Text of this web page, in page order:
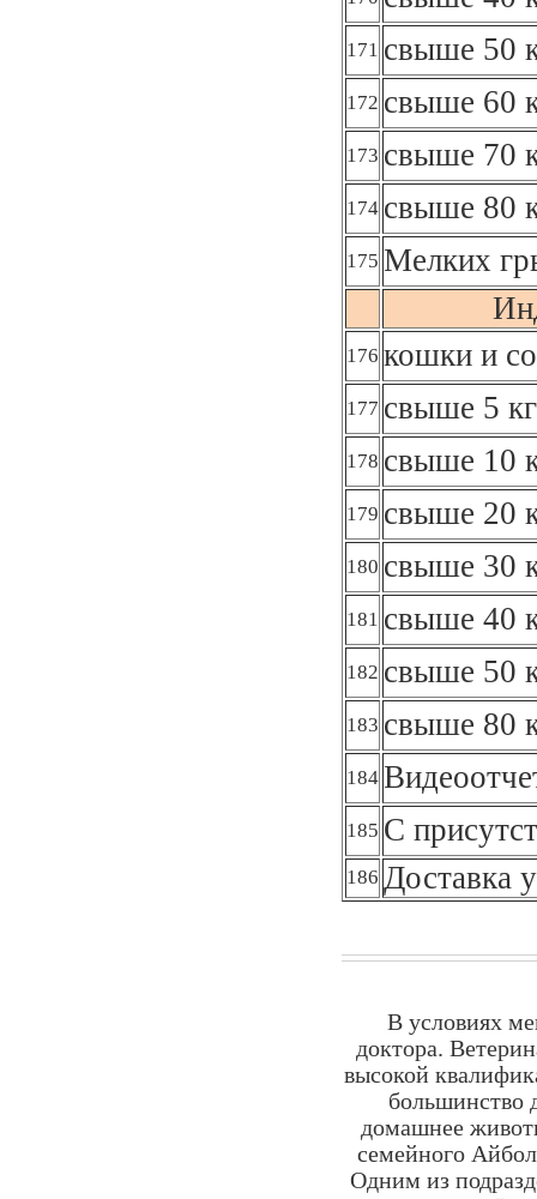
171 свыше 50
172 свыше 60
173 свыше 70
174 свыше 80
175 Мелких
176 кошки и
177 свыше 5
178 свыше 10
179 свыше 20
180 свыше 30
181 свыше 40
182 свыше 50
183 свыше 80
184
185 С
186 Доставка
В условиях
доктора.
высокой
большинство
домашнее
семейного
Одним из